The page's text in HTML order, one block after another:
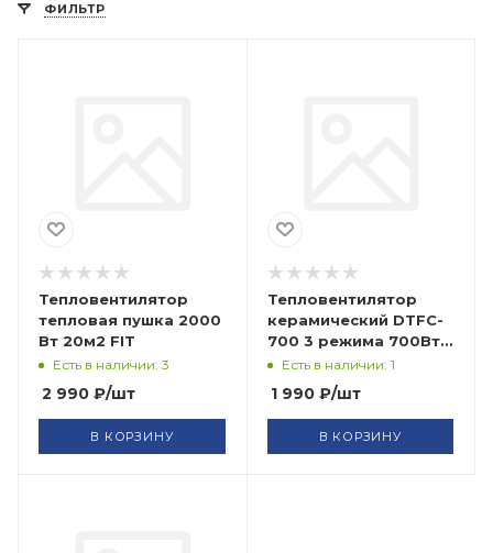
ФИЛЬТР
Тепловентилятор
тепловая пушка 2000
Вт 20м2 FIT
Есть в наличии: 3
2 990 ₽/шт
В КОРЗИНУ
Тепловентилятор
керамический DTFC-
700 3 режима 700Вт
Denzel
Есть в наличии: 1
1 990₽/шт
В КОРЗИНУ